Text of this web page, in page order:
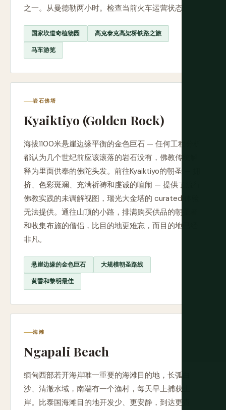
之一。从曼德勒两小时。检查当前火车运营状态。
国家坎道奇植物园 高克泰克高架桥铁路之旅
马车游览
岩石佛塔
Kyaiktiyo (Golden Rock)
海拔1100米悬崖边缘平衡的金色巨石 — 任何工程分析
都认为几个世纪前应该滚落的岩石没有，佛教传统解
释为里面供奉的佛陀头发。前往Kyaiktiyo的朝圣 — 拥
挤、色彩斑斓、充满祈祷和虔诚的喧闹 — 提供了流行
佛教实践的未调解视图，瑞光大金塔的 curated 体验
无法提供。通往山顶的小路，排满购买供品的朝圣者
和收集布施的僧侣，比目的地更难忘，而目的地已经
非凡。
悬崖边缘的金色巨石 大规模朝圣路线
黄昏和黎明最佳
海滩
Ngapali Beach
缅甸西部若开海岸唯一重要的海滩目的地，长弧白
沙、清澈水域，南端有一个渔村，每天早上捕获上
岸。比泰国海滩目的地开发少、更安静，到达更贵